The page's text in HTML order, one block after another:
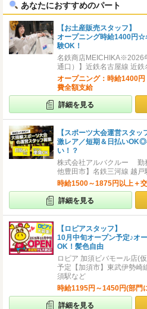
あなたにおすすめのパート
【お土産販売スタッフ】
オープニング時給1400円
験OK！
名鉄商店MEICHIKA※2026
通口）】近鉄名古屋線 近鉄
オープニング：時給1400
費全額支給
詳細を見る
【スポーツ大会運営スタッ
激レア／短期＆日払い
い！？
株式会社アルバクルー 勤
他豊田市】名鉄三河線 越戸
時給1500～1875円以上＋
詳細を見る
【ロピアスタッフ】
10月中旬オープン予定♪オ
OK！髪色自由
ロピア 加須ビバモール店(
予定【加須市】東武伊勢崎
須駅など
時給1195円～1450円(部門
詳細を見る